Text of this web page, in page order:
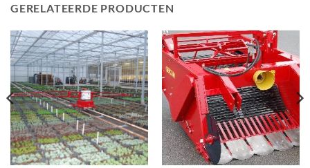
GERELATEERDE PRODUCTEN